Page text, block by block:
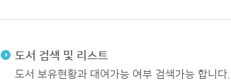
도서 검색 및 리스트
도서 보유현황과 대여가능 여부 검색가능 합니다.